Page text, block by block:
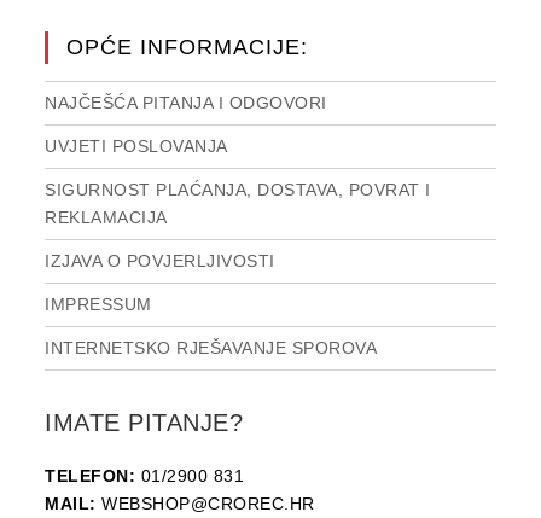
OPĆE INFORMACIJE:
NAJČEŠĆA PITANJA I ODGOVORI
UVJETI POSLOVANJA
SIGURNOST PLAĆANJA, DOSTAVA, POVRAT I
REKLAMACIJA
IZJAVA O POVJERLJIVOSTI
IMPRESSUM
INTERNETSKO RJEŠAVANJE SPOROVA
IMATE PITANJE?
TELEFON: 01/2900 831
MAIL: WEBSHOP@CROREC.HR